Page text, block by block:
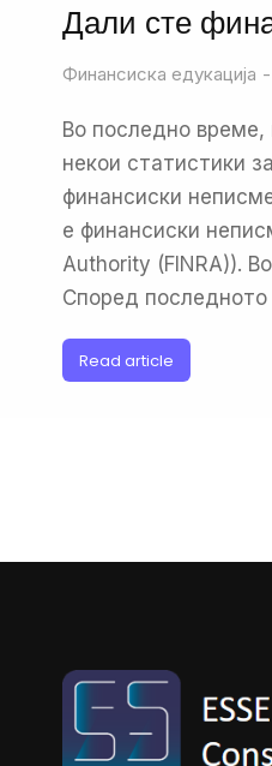
Дали сте
Финансиска едукација
Во последно
некои статистики
финансиски
е финансиски
Authority (FINRA)).
Според
Read article